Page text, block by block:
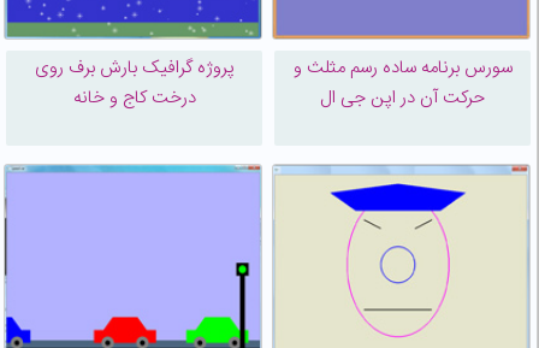
سورس برنامه ساده رسم مثلث و
حرکت آن در اپن جی ال
پروژه گرافیک بارش برف روی
درخت کاج و خانه